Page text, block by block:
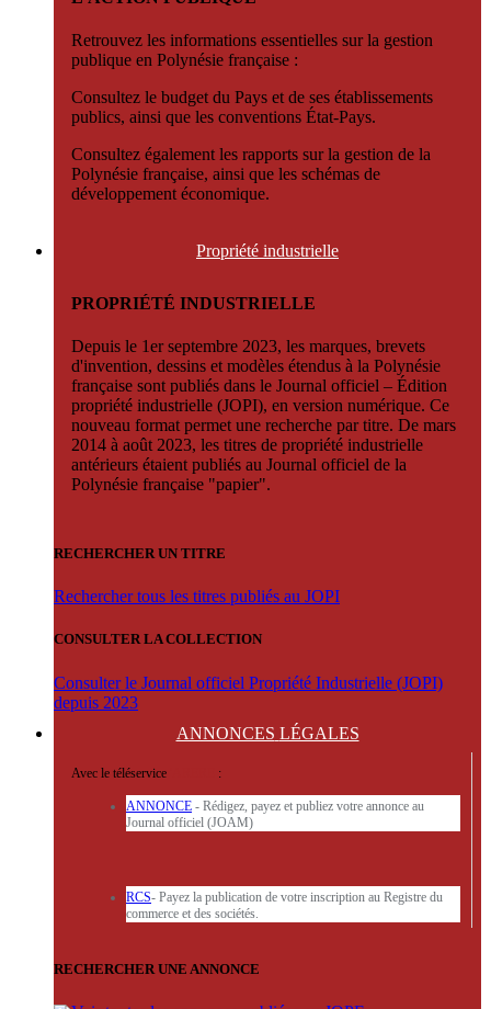
Retrouvez les informations essentielles sur la gestion
publique en Polynésie française :
Consultez le budget du Pays et de ses établissements
publics, ainsi que les conventions État-Pays.
Consultez également les rapports sur la gestion de la
Polynésie française, ainsi que les schémas de
développement économique.
Propriété industrielle
PROPRIÉTÉ INDUSTRIELLE
Depuis le 1er septembre 2023, les marques, brevets
d'invention, dessins et modèles étendus à la Polynésie
française sont publiés dans le Journal officiel – Édition
propriété industrielle (JOPI), en version numérique. Ce
nouveau format permet une recherche par titre. De mars
2014 à août 2023, les titres de propriété industrielle
antérieurs étaient publiés au Journal officiel de la
Polynésie française "papier".
RECHERCHER UN TITRE
Rechercher tous les titres publiés au JOPI
CONSULTER LA COLLECTION
Consulter le Journal officiel Propriété Industrielle (JOPI)
depuis 2023
ANNONCES LÉGALES
Avec le téléservice :
ANNONCE - Rédigez, payez et publiez votre annonce au
Journal officiel (JOAM)
RCS- Payez la publication de votre inscription au Registre du
commerce et des sociétés.
RECHERCHER UNE ANNONCE